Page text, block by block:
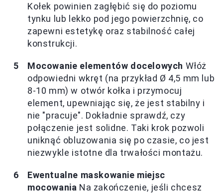
Kołek powinien zagłębić się do poziomu
tynku lub lekko pod jego powierzchnię, co
zapewni estetykę oraz stabilność całej
konstrukcji.
Mocowanie elementów docelowych Włóż
odpowiedni wkręt (na przykład Ø 4,5 mm lub
8-10 mm) w otwór kołka i przymocuj
element, upewniając się, że jest stabilny i
nie "pracuje". Dokładnie sprawdź, czy
połączenie jest solidne. Taki krok pozwoli
uniknąć obluzowania się po czasie, co jest
niezwykle istotne dla trwałości montażu.
Ewentualne maskowanie miejsc
mocowania Na zakończenie, jeśli chcesz